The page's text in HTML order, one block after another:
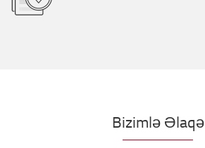
Bizimlə Əlaqə